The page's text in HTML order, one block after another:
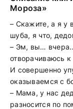
Мороза»
– Скажите, а я у
шуба, я что,
– Эм, вы…
отворачиваюсь
И совершенно
оказываемся с
– Мама, у нас
разносится по